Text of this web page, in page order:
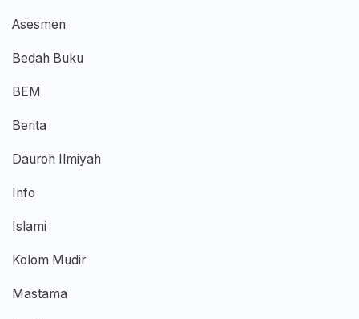
Asesmen
Bedah Buku
BEM
Berita
Dauroh Ilmiyah
Info
Islami
Kolom Mudir
Mastama